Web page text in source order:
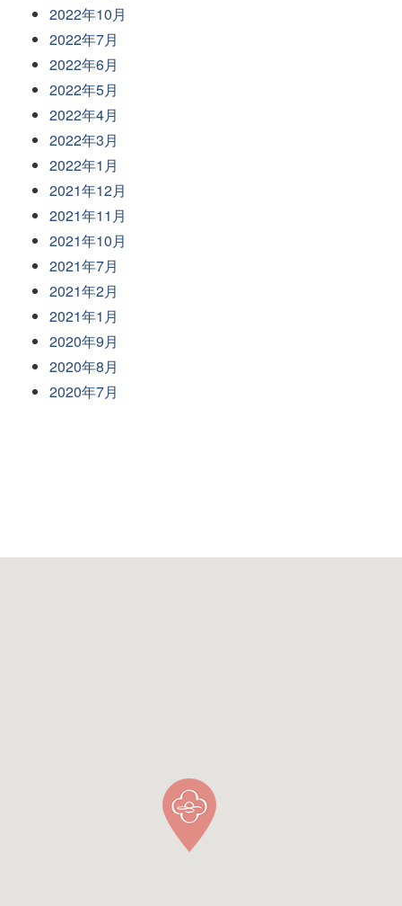
2022年10月
2022年7月
2022年6月
2022年5月
2022年4月
2022年3月
2022年1月
2021年12月
2021年11月
2021年10月
2021年7月
2021年2月
2021年1月
2020年9月
2020年8月
2020年7月